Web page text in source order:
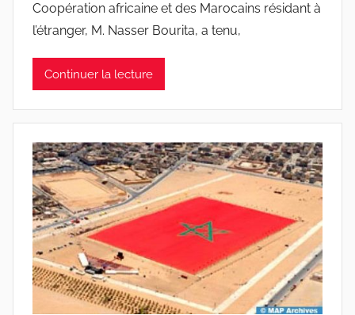
Coopération africaine et des Marocains résidant à
l’étranger, M. Nasser Bourita, a tenu,
Continuer la lecture